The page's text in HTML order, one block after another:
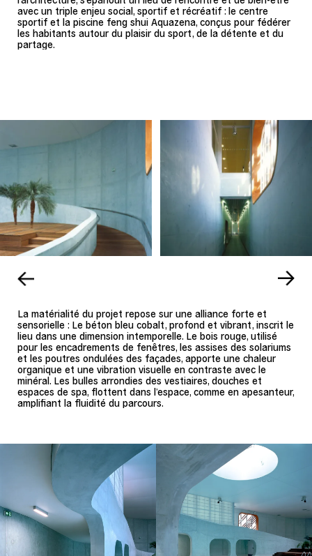
avec un triple enjeu social, sportif et récréatif : le centre
sportif et la piscine feng shui Aquazena, conçus pour fédérer
les habitants autour du plaisir du sport, de la détente et du
partage.
La matérialité du projet repose sur une alliance forte et
sensorielle : Le béton bleu cobalt, profond et vibrant, inscrit le
lieu dans une dimension intemporelle. Le bois rouge, utilisé
pour les encadrements de fenêtres, les assises des solariums
et les poutres ondulées des façades, apporte une chaleur
organique et une vibration visuelle en contraste avec le
minéral. Les bulles arrondies des vestiaires, douches et
espaces de spa, flottent dans l’espace, comme en apesanteur,
amplifiant la fluidité du parcours.